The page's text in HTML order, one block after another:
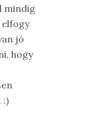
mindig
elfogy
jó
hogy
:)